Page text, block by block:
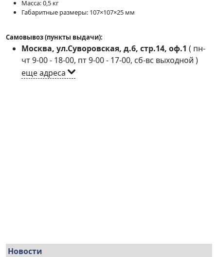
Масса: 0,5 кг
Габаритные размеры: 107×107×25 мм
Самовывоз (пункты выдачи):
Москва, ул.Суворовская, д.6, стр.14, оф.1 ( пн-
чт 9-00 - 18-00, пт 9-00 - 17-00, сб-вс выходной )
еще адреса
Новости